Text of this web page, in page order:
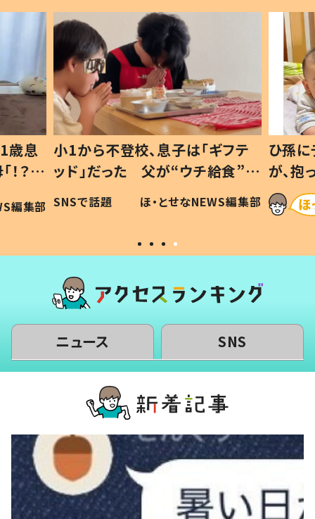
歳息
？」
編集部
小1から不登校、息子は「ギフテ
ッド」だった 父が“ウチ給食”を
作り続ける理由とは #令和の親
#令和の子
SNSで話題 ほ・とせなNEWS編集部
ひ孫
が、
「涙が
い」
ニュース SNS